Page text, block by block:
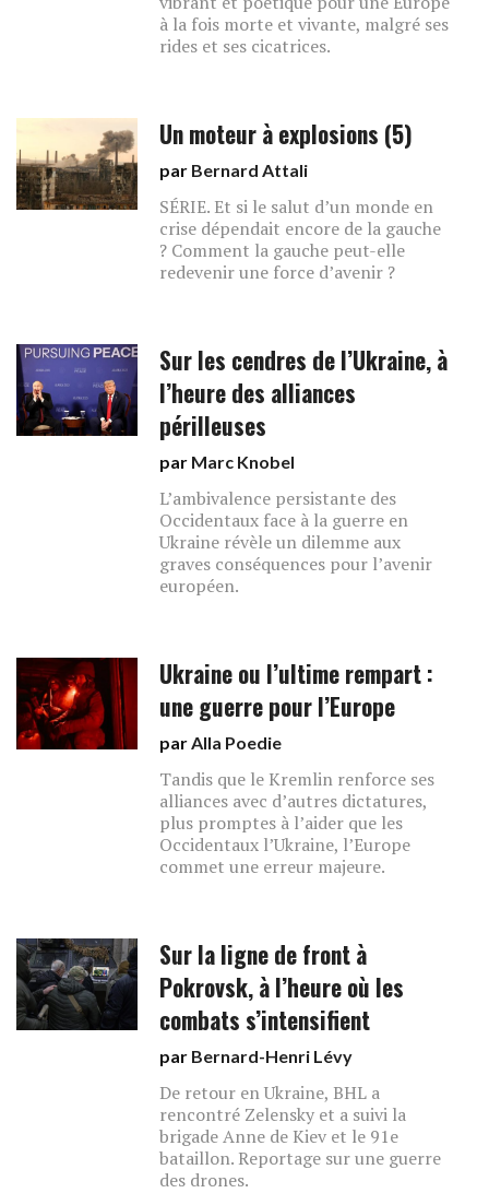
à la fois morte et vivante, malgré ses
rides et ses cicatrices.
Un moteur à explosions (5)
par Bernard Attali
SÉRIE. Et si le salut d’un monde en
crise dépendait encore de la gauche
? Comment la gauche peut-elle
redevenir une force d’avenir ?
Sur les cendres de l’Ukraine, à
l’heure des alliances
périlleuses
par Marc Knobel
L’ambivalence persistante des
Occidentaux face à la guerre en
Ukraine révèle un dilemme aux
graves conséquences pour l’avenir
européen.
Ukraine ou l’ultime rempart :
une guerre pour l’Europe
parAlla Poedie
Tandis que le Kremlin renforce ses
alliances avec d’autres dictatures,
plus promptes à l’aider que les
Occidentaux l’Ukraine, l’Europe
commet une erreur majeure.
Sur la ligne de front à
Pokrovsk, à l’heure où les
combats s’intensifient
par Bernard-Henri Lévy
De retour en Ukraine, BHL a
rencontré Zelensky et a suivi la
brigade Anne de Kiev et le 91e
bataillon. Reportage sur une guerre
des drones.